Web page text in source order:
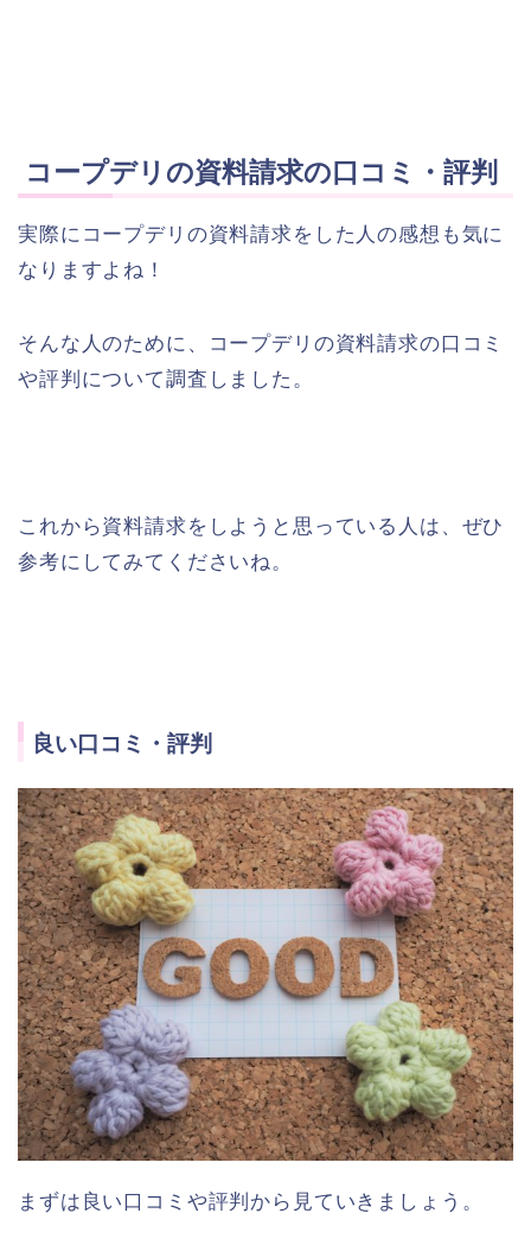
コープデリの資料請求の口コミ・評判
実際にコープデリの資料請求をした人の感想も気に
なりますよね！
そんな人のために、コープデリの資料請求の口コミ
や評判について調査しました。
これから資料請求をしようと思っている人は、ぜひ
参考にしてみてくださいね。
良い口コミ・評判
まずは良い口コミや評判から見ていきましょう。